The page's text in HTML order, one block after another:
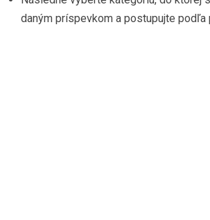
daným príspevkom a postupujte podľa